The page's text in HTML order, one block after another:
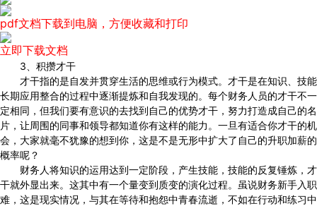
pdf文档下载到电脑，方便收藏和打印
立即下载文档
3、积攒才干
才干指的是自发并贯穿生活的思维或行为模式。才干是在知识、技能
长期应用整合的过程中逐渐提炼和自我发现的。每个财务人员的才干不一
定相同，但我们要有意识的去找到自己的优势才干，努力打造成自己的名
片，让周围的同事和领导都知道你有这样的能力。一旦有适合你才干的机
会，大家就毫不犹豫的想到你，这是不是无形中扩大了自己的升职加薪的
概率呢？
财务人将知识的运用达到一定阶段，产生技能，技能的反复锤炼，才
干就外显出来。这其中有一个量变到质变的演化过程。虽说财务新手入职
难，这是现实情况，与其在等待和抱怨中青春流逝，不如在行动和练习中